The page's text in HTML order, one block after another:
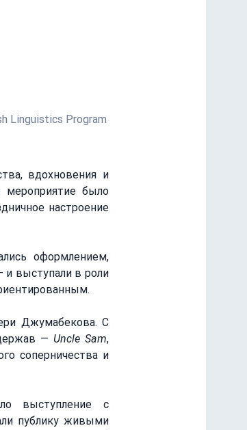
Linguistics Program
вдохновения и
мероприятие было
настроение
оформлением,
и выступали в роли
Джумабекова. С
— Uncle Sam,
соперничества и
выступление с
публику живыми